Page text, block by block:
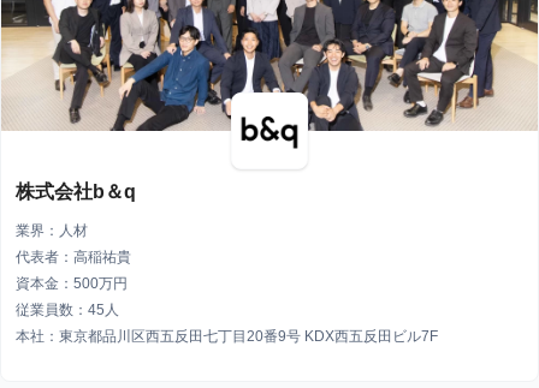
株式会社b＆q
業界：人材
代表者：高稲祐貴
資本金：500万円
従業員数：45人
本社：東京都品川区西五反田七丁目20番9号 KDX西五反田ビル7F